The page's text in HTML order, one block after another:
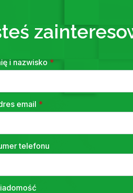
i nazwisko *
email *
telefonu